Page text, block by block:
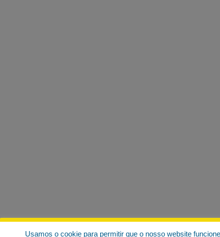
Usamos o cookie para permitir que o nosso website funcione